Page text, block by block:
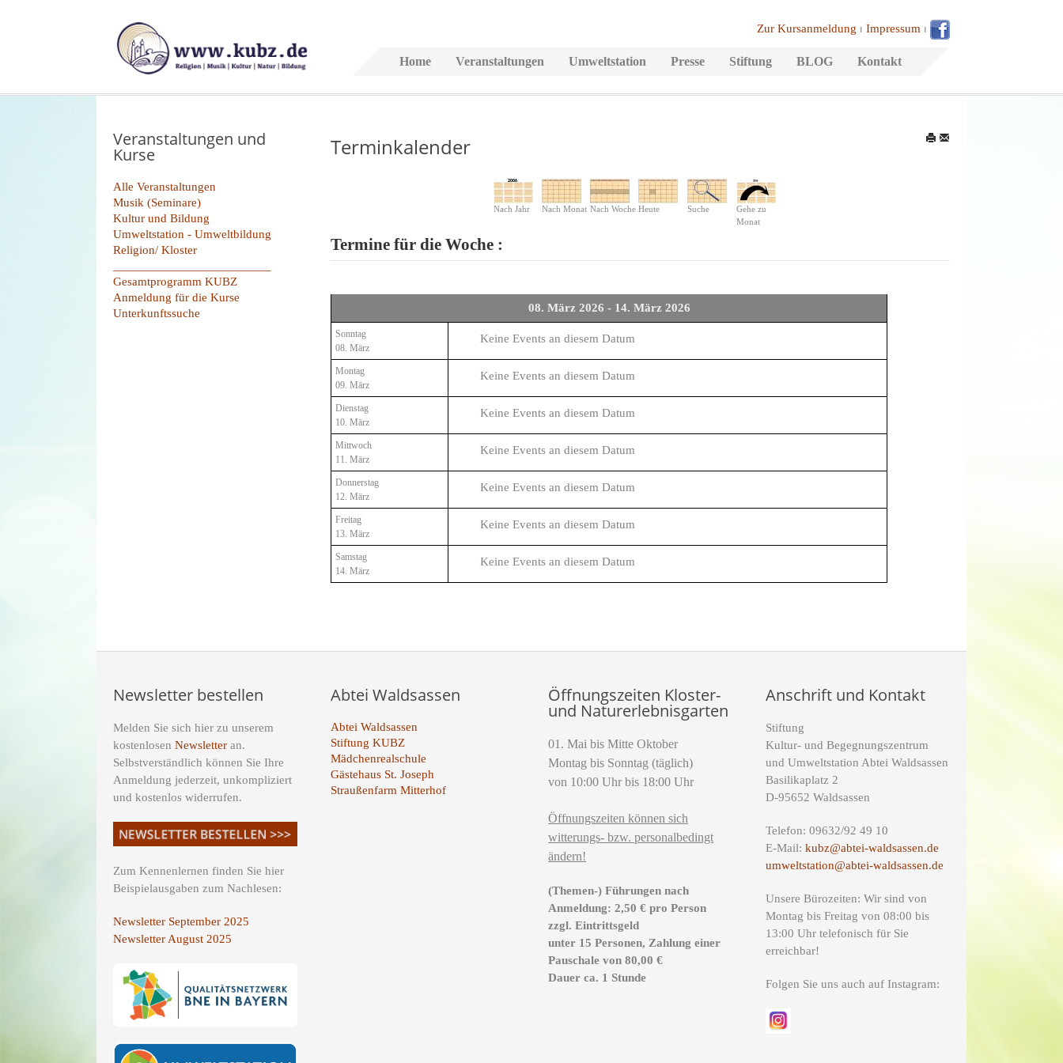
Zur Kursanmeldung ⏐ Impressum ⏐
Home Veranstaltungen Umweltstation Presse Stiftung BLOG Kontakt
Veranstaltungen und
Kurse
Alle Veranstaltungen
Musik (Seminare)
Kultur und Bildung
Umweltstation - Umweltbildung
Religion/ Kloster
Gesamtprogramm KUBZ
Anmeldung für die Kurse
Unterkunftssuche
Terminkalender
Nach Jahr Nach Monat Nach Woche Heute Suche
Gehe zu
Monat
Termine für die Woche :
08. März 2026 - 14. März 2026
Sonntag
08. März
Keine Events an diesem Datum
Montag
09. März
Keine Events an diesem Datum
Dienstag
10. März
Keine Events an diesem Datum
Mittwoch
11. März
Keine Events an diesem Datum
Donnerstag
12. März
Keine Events an diesem Datum
Freitag
13. März
Keine Events an diesem Datum
Samstag
14. März
Keine Events an diesem Datum
Newsletter bestellen
Melden Sie sich hier zu unserem
kostenlosen Newsletter an.
Selbstverständlich können Sie Ihre
Anmeldung jederzeit, unkompliziert
und kostenlos widerrufen.
Zum Kennenlernen finden Sie hier
Beispielausgaben zum Nachlesen:
Newsletter September 2025
Newsletter August 2025
Abtei Waldsassen
Abtei Waldsassen
Stiftung KUBZ
Mädchenrealschule
Gästehaus St. Joseph
Straußenfarm Mitterhof
Öffnungszeiten Kloster-
und Naturerlebnisgarten
01. Mai bis Mitte Oktober
Montag bis Sonntag (täglich)
von 10:00 Uhr bis 18:00 Uhr
Öffnungszeiten können sich
witterungs- bzw. personalbedingt
ändern!
(Themen-) Führungen nach
Anmeldung: 2,50 € pro Person
zzgl. Eintrittsgeld
unter 15 Personen, Zahlung einer
Pauschale von 80,00 €
Dauer ca. 1 Stunde
Anschrift und Kontakt
Stiftung
Kultur- und Begegnungszentrum
und Umweltstation Abtei Waldsassen
Basilikaplatz 2
D-95652 Waldsassen
Telefon: 09632/92 49 10
E-Mail: kubz@abtei-waldsassen.de
umweltstation@abtei-waldsassen.de
Unsere Bürozeiten: Wir sind von
Montag bis Freitag von 08:00 bis
13:00 Uhr telefonisch für Sie
erreichbar!
Folgen Sie uns auch auf Instagram: